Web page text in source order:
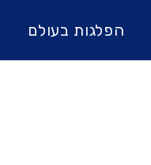
הפלגות בעולם